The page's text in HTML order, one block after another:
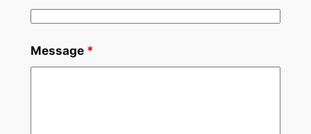
Message *